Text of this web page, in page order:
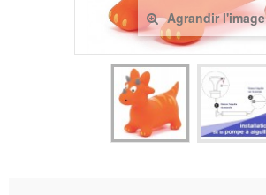
Agrandir l'image